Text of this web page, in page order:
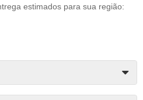
estimados para sua região: